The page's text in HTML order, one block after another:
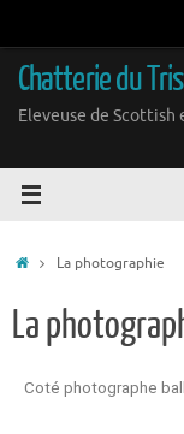
Chatterie du
Eleveuse de Scottish
La photographie
La
Coté photographe